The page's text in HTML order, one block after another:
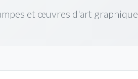
et œuvres d'art graphique